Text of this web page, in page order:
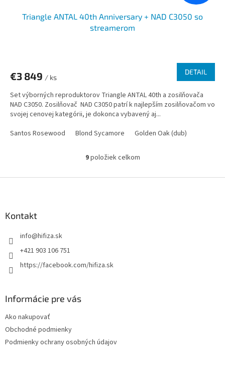
Triangle ANTAL 40th Anniversary + NAD C3050 so
streamerom
€3 849 / ks
DETAIL
Set výborných reproduktorov Triangle ANTAL 40th a zosilňovača
NAD C3050. Zosilňovač NAD C3050 patrí k najlepším zosilňovačom vo
svojej cenovej kategórii, je dokonca vybavený aj...
Santos Rosewood
Blond Sycamore Golden Oak (dub)
O
l
v
u
9položiek celkom
Kontakt
info@hifiza.sk
+421 903 106 751
https://facebook.com/hifiza.sk
Informácie pre vás
Ako nakupovať
Obchodné podmienky
Podmienky ochrany osobných údajov